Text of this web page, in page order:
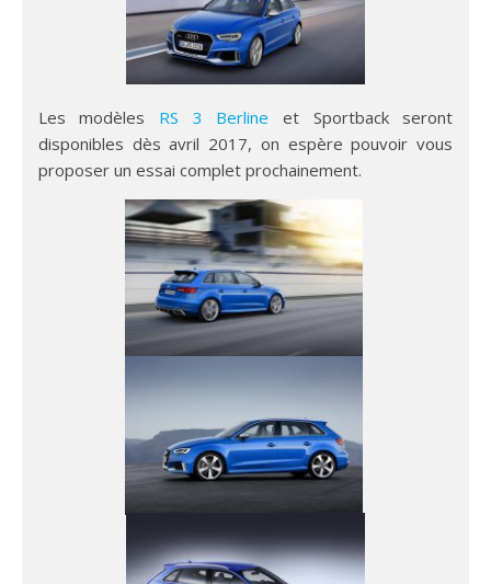
Les modèles RS 3 Berline et Sportback seront
disponibles dès avril 2017, on espère pouvoir vous
proposer un essai complet prochainement.